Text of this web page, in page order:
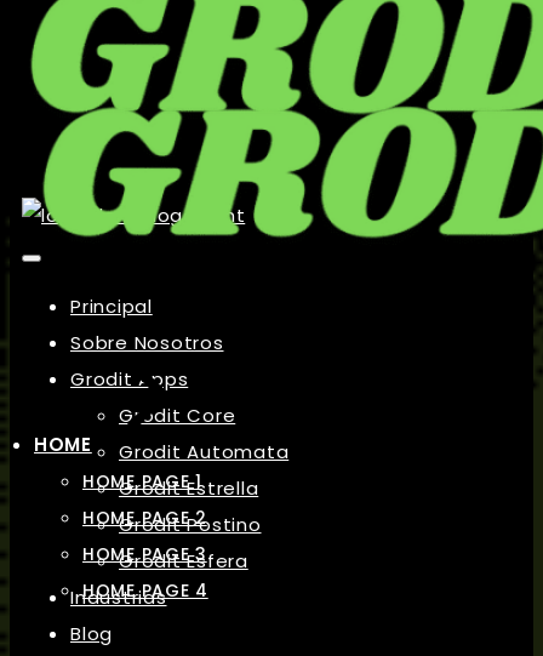
Principal
Sobre Nosotros
Grodit Apps
Grodit Core
Grodit Automata
Grodit Estrella
Grodit Postino
Grodit Esfera
Industrias
Blog
HOME
HOME PAGE 1
HOME PAGE 2
HOME PAGE 3
HOME PAGE 4